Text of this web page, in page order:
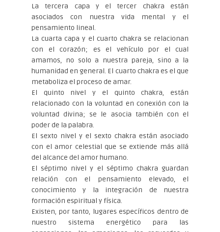
La tercera capa y el tercer chakra están
asociados con nuestra vida mental y el
pensamiento lineal.
La cuarta capa y el cuarto chakra se relacionan
con el corazón; es el vehículo por el cual
amamos, no solo a nuestra pareja, sino a la
humanidad en general. El cuarto chakra es el que
metaboliza el proceso de amar.
El quinto nivel y el quinto chakra, están
relacionado con la voluntad en conexión con la
voluntad divina; se le asocia también con el
poder de la palabra.
El sexto nivel y el sexto chakra están asociado
con el amor celestial que se extiende más allá
del alcance del amor humano.
El séptimo nivel y el séptimo chakra guardan
relación con el pensamiento elevado, el
conocimiento y la integración de nuestra
formación espiritual y física.
Existen, por tanto, lugares específicos dentro de
nuestro sistema energético para las